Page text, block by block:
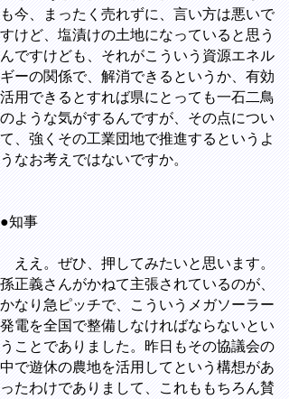
も今、まったく売れずに、言い方は悪いで
すけど、塩漬けの土地になっていると思う
んですけども、それがこういう資源エネル
ギーの関係で、解消できるというか、有効
活用できるとすれば県にとっても一石二鳥
のような気がするんですが、その点につい
て、強くその工業団地で推進するというよ
うなお考えではないですか。
●知事
ええ。ぜひ、押してみたいと思います。
孫正義さんがかねて主張されているのが、
かなり急ピッチで、こういうメガソーラー
発電を全国で整備しなければならないとい
うことでありました。昨日もその協議会の
中で遊休の農地を活用してという構想があ
ったわけでありまして、これももちろん賛